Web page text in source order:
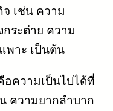
จ เช่น ความ
กระต่าย ความ
พาะ เป็นต้น
อความเป็นไปได้ที่
ความยากลำบาก